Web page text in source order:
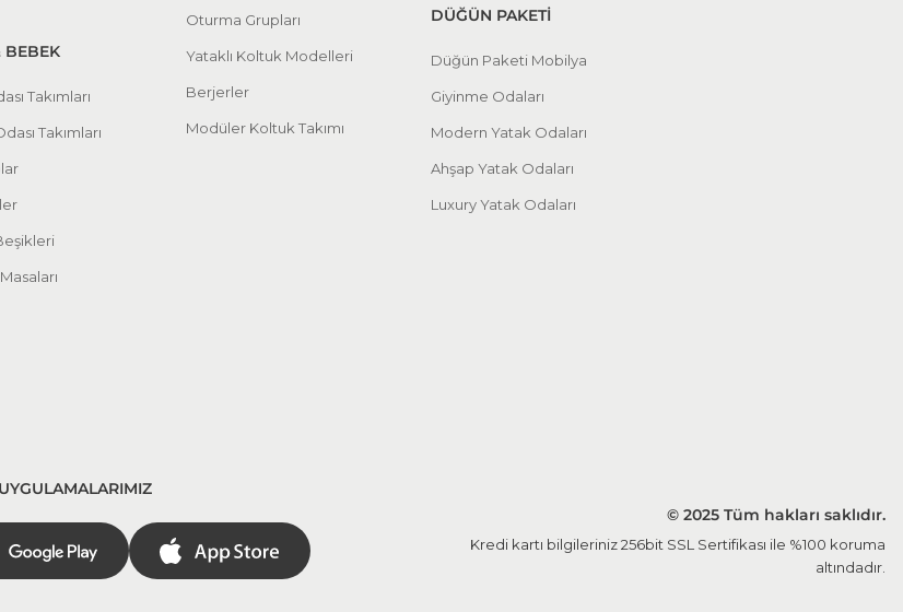
BEBEK
Takımları
Takımları
Oturma Grupları
Yataklı Koltuk Modelleri
Berjerler
Modüler Koltuk Takımı
DÜĞÜN PAKETİ
Düğün Paketi Mobilya
Giyinme Odaları
Modern Yatak Odaları
Ahşap Yatak Odaları
Luxury Yatak Odaları
© 2025 Tüm hakları saklıdır.
Kredi kartı bilgileriniz 256bit SSL Sertifikası ile %100 koruma
altındadır.